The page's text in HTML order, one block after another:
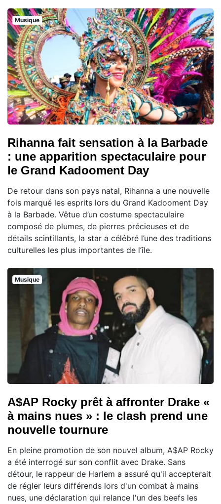
Musique
Rihanna fait sensation à la Barbade
: une apparition spectaculaire pour
le Grand Kadooment Day
De retour dans son pays natal, Rihanna a une nouvelle
fois marqué les esprits lors du Grand Kadooment Day
à la Barbade. Vêtue d’un costume spectaculaire
composé de plumes, de pierres précieuses et de
détails scintillants, la star a célébré l’une des traditions
culturelles les plus importantes de l’île.
Musique
A$AP Rocky prêt à affronter Drake «
à mains nues » : le clash prend une
nouvelle tournure
En pleine promotion de son nouvel album, A$AP Rocky
a été interrogé sur son conflit avec Drake. Sans
détour, le rappeur de Harlem a assuré qu'il accepterait
de régler leurs différends lors d'un combat à mains
nues, une déclaration qui relance l'un des beefs les